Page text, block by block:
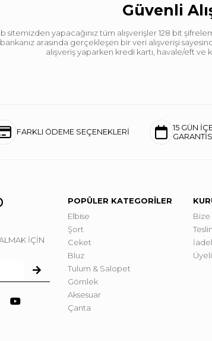
Güvenli
sitemizden yapacağınız tüm alışverişler 128 bit
bankanız arasında gerçekleşen bir veri alışverişi
alışveriş yaparken kredi kartı, havale/eft
FARKLI ÖDEME SEÇENEKLERİ
15 GÜN
İÇİN
POPÜLER KATEGORİLER
Elbise
Şort
Ceket
Bluz
Tulum & Salopet
Gömlek
Aksesuar
Çanta
Bize